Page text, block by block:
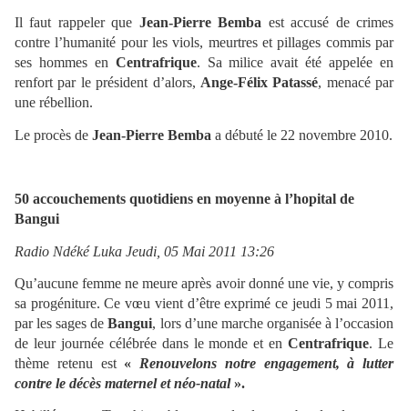
Il faut rappeler que Jean-Pierre Bemba est accusé de crimes
contre l’humanité pour les viols, meurtres et pillages commis par
ses hommes en Centrafrique. Sa milice avait été appelée en
renfort par le président d’alors, Ange-Félix Patassé, menacé par
une rébellion.
Le procès de Jean-Pierre Bemba a débuté le 22 novembre 2010.
50 accouchements quotidiens en moyenne à l’hopital de
Bangui
Radio Ndéké Luka Jeudi, 05 Mai 2011 13:26
Qu’aucune femme ne meure après avoir donné une vie, y compris
sa progéniture. Ce vœu vient d’être exprimé ce jeudi 5 mai 2011,
par les sages deBangui, lors d’une marche organisée à l’occasion
de leur journée célébrée dans le monde et enCentrafrique. Le
thème retenu est « Renouvelons notre engagement, à lutter
contre le décès maternel et néo-natal».